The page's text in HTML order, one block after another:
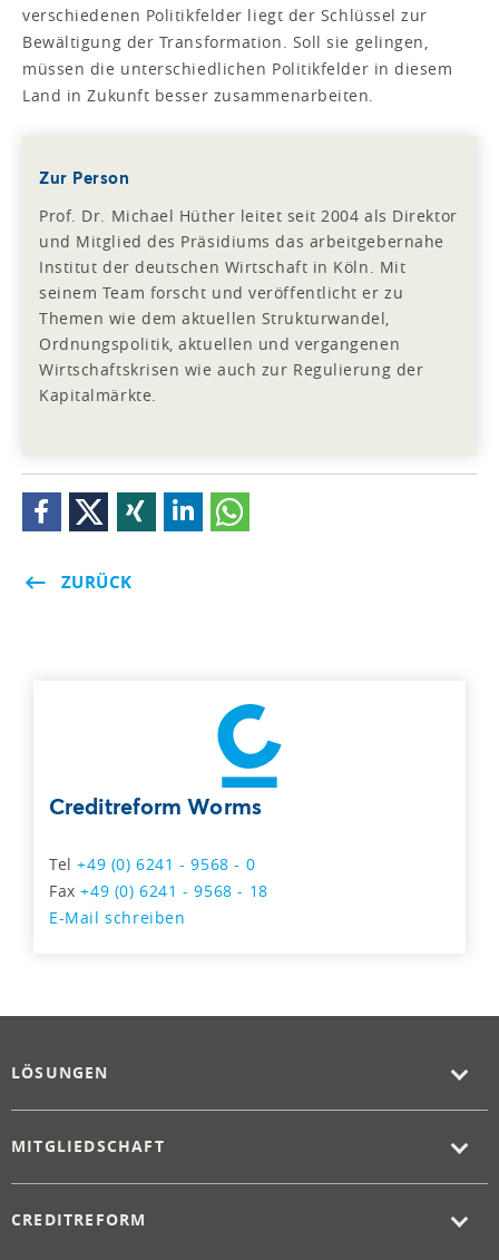
verschiedenen Politikfelder liegt der Schlüssel zur
Bewältigung der Transformation. Soll sie gelingen,
müssen die unterschiedlichen Politikfelder in diesem
Land in Zukunft besser zusammenarbeiten.
Zur Person
Prof. Dr. Michael Hüther leitet seit 2004 als Direktor
und Mitglied des Präsidiums das arbeitgebernahe
Institut der deutschen Wirtschaft in Köln. Mit
seinem Team forscht und veröffentlicht er zu
Themen wie dem aktuellen Strukturwandel,
Ordnungspolitik, aktuellen und vergangenen
Wirtschaftskrisen wie auch zur Regulierung der
Kapitalmärkte.
ZURÜCK
Creditreform Worms
Tel+49 (0) 6241 - 9568 - 0
Fax+49 (0) 6241 - 9568 - 18
E-Mail schreiben
LÖSUNGEN
MITGLIEDSCHAFT
CREDITREFORM